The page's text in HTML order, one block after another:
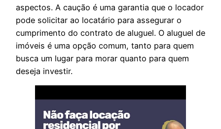
aspectos. A caução é uma garantia que o locador
pode solicitar ao locatário para assegurar o
cumprimento do contrato de aluguel. O aluguel de
imóveis é uma opção comum, tanto para quem
busca um lugar para morar quanto para quem
deseja investir.